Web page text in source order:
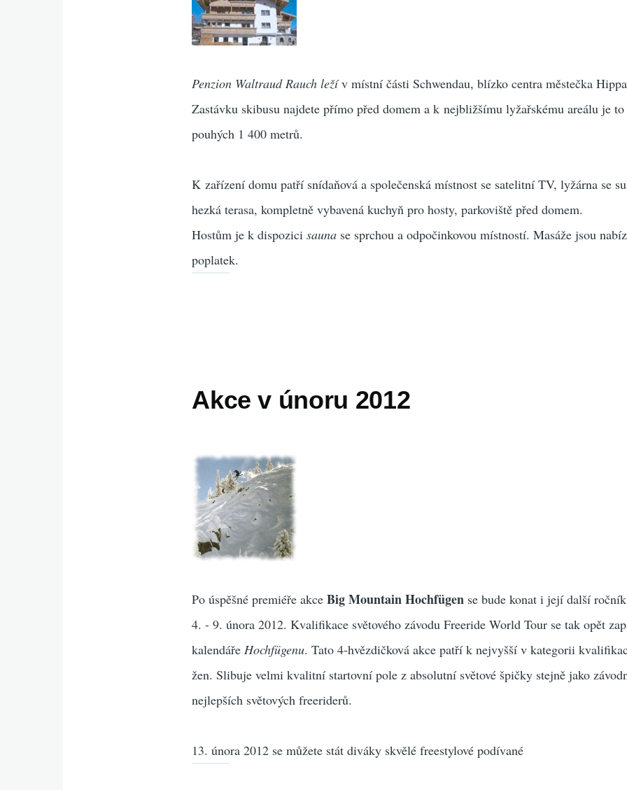
Penzion Waltraud Rauch ležív místní části Schwendau, blízko centra městečka
Zastávku skibusu najdete přímo před domem a k nejbližšímu lyžařskému areálu je
pouhých 1 400 metrů.
K zařízení domu patří snídaňová a společenská místnost se satelitní TV, lyžárna se
hezká terasa, kompletně vybavená kuchyň pro hosty, parkoviště před domem.
Hostům je k dispozicisauna se sprchou a odpočinkovou místností. Masáže jsou
poplatek.
Akce v únoru 2012
Po úspěšné premiéře akceBig Mountain Hochfügen se bude konat i její další
4. - 9. února 2012. Kvalifikace světového závodu Freeride World Tour se tak opět
kalendáře Hochfügenu. Tato 4-hvězdičková akce patří k nejvyšší v kategorii
žen. Slibuje velmi kvalitní startovní pole z absolutní světové špičky stejně jako
nejlepších světových freeriderů.
13. února 2012 se můžete stát diváky skvělé freestylové podívané